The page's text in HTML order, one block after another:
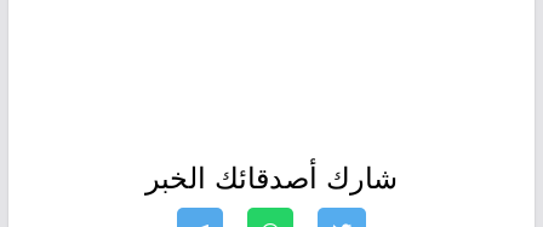
شارك أصدقائك الخبر